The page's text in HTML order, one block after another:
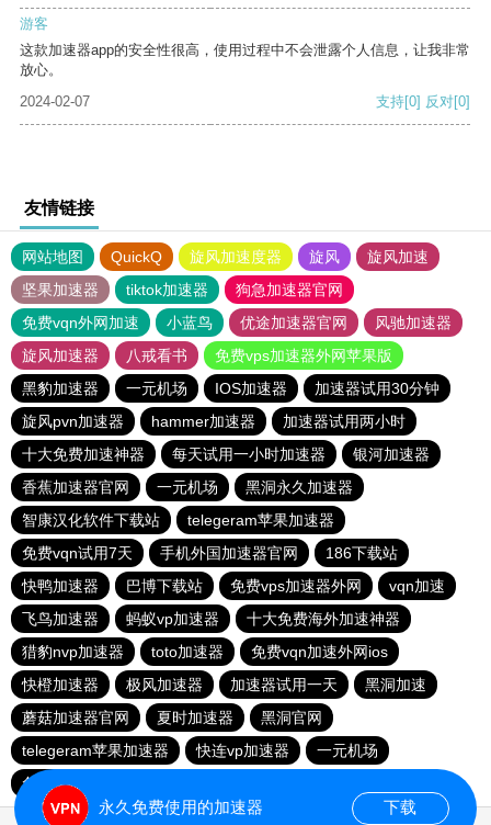
游客
这款加速器app的安全性很高，使用过程中不会泄露个人信息，让我非常
放心。
2024-02-07
支持[0] 反对[0]
友情链接
网站地图 QuickQ 旋风加速度器 旋风
旋风加速
坚果加速器
tiktok加速器
狗急加速器官网
免费vqn外网加速
小蓝鸟 优途加速器官网
风驰加速器
旋风加速器
八戒看书
免费vps加速器外网苹果版
黑豹加速器
一元机场 IOS加速器
加速器试用30分钟
旋风pvn加速器
hammer加速器
加速器试用两小时
十大免费加速神器
每天试用一小时加速器
银河加速器
香蕉加速器官网
一元机场
黑洞永久加速器
智康汉化软件下载站
telegeram苹果加速器
免费vqn试用7天
手机外国加速器官网
186下载站
快鸭加速器
巴博下载站 免费vps加速器外网
vqn加速
飞鸟加速器
蚂蚁vp加速器
十大免费海外加速神器
猎豹nvp加速器
toto加速器
免费vqn加速外网ios
快橙加速器
极风加速器 加速器试用一天
黑洞加速
蘑菇加速器官网
夏时加速器
黑洞官网
telegeram苹果加速器
快连vp加速器
一元机场
免费vps加速器外网
永久免费使用的加速器 下载